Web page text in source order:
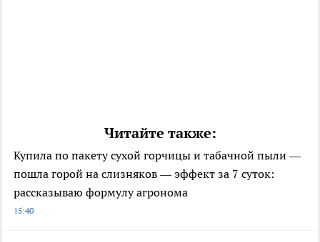
Читайте также:
Купила по пакету сухой горчицы и табачной пыли —
пошла горой на слизняков — эффект за 7 суток:
рассказываю формулу агронома
15:40